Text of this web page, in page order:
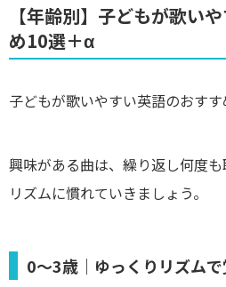
【年齢別】子どもが歌い
め10選＋α
子どもが歌いやすい英語のおすす
興味がある曲は、繰り返し何度
リズムに慣れていきましょう。
0〜3歳｜ゆっくりリズム